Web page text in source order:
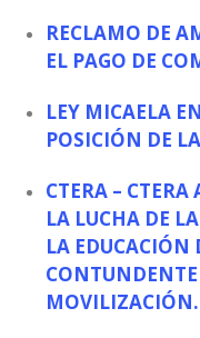
RECLAMO DE
EL PAGO DE
LEY MICAELA
POSICIÓN DE
CTERA –
LA LUCHA DE
LA EDUCACIÓN
MOVILIZACIÓN.